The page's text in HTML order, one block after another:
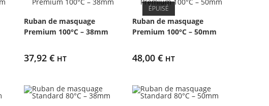
Ruban de masquage
Premium 100°C – 38mm
37,92 € HT
ÉPUISÉ
Ruban de masquage
Premium 100°C – 50mm
48,00 € HT